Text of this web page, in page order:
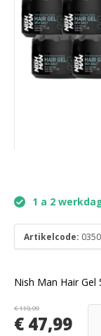
1 a 2
Artikelcode:
Nish Man Hair Gel
€ 119,99
€ 47,99